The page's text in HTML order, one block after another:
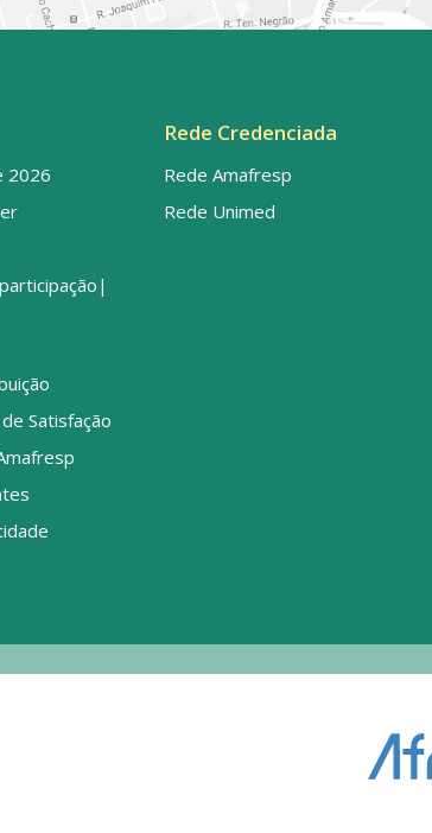
2026
Satisfação
Rede Credenciada
Rede Amafresp
Rede Unimed